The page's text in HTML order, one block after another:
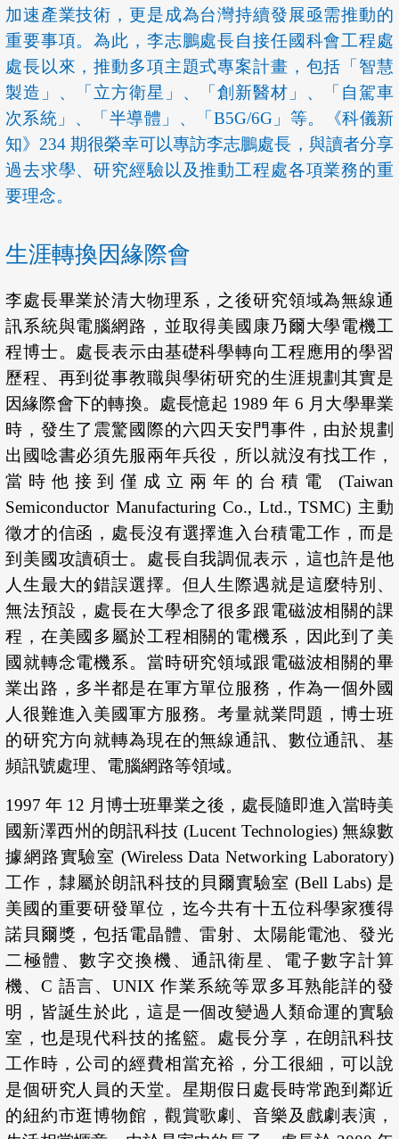
加速產業技術，更是成為台灣持續發展亟需推動的
重要事項。為此，李志鵬處長自接任國科會工程處
處長以來，推動多項主題式專案計畫，包括「智慧
製造」、「立方衛星」、「創新醫材」、「自駕車
次系統」、「半導體」、「B5G/6G」等。《科儀新
知》234 期很榮幸可以專訪李志鵬處長，與讀者分享
過去求學、研究經驗以及推動工程處各項業務的重
要理念。
生涯轉換因緣際會
李處長畢業於清大物理系，之後研究領域為無線通
訊系統與電腦網路，並取得美國康乃爾大學電機工
程博士。處長表示由基礎科學轉向工程應用的學習
歷程、再到從事教職與學術研究的生涯規劃其實是
因緣際會下的轉換。處長憶起 1989 年 6 月大學畢業
時，發生了震驚國際的六四天安門事件，由於規劃
出國唸書必須先服兩年兵役，所以就沒有找工作，
當時他接到僅成立兩年的台積電 (Taiwan
Semiconductor Manufacturing Co., Ltd., TSMC) 主動
徵才的信函，處長沒有選擇進入台積電工作，而是
到美國攻讀碩士。處長自我調侃表示，這也許是他
人生最大的錯誤選擇。但人生際遇就是這麼特別、
無法預設，處長在大學念了很多跟電磁波相關的課
程，在美國多屬於工程相關的電機系，因此到了美
國就轉念電機系。當時研究領域跟電磁波相關的畢
業出路，多半都是在軍方單位服務，作為一個外國
人很難進入美國軍方服務。考量就業問題，博士班
的研究方向就轉為現在的無線通訊、數位通訊、基
頻訊號處理、電腦網路等領域。
1997 年 12 月博士班畢業之後，處長隨即進入當時美
國新澤西州的朗訊科技 (Lucent Technologies) 無線數
據網路實驗室 (Wireless Data Networking Laboratory)
工作，隸屬於朗訊科技的貝爾實驗室 (Bell Labs) 是
美國的重要研發單位，迄今共有十五位科學家獲得
諾貝爾獎，包括電晶體、雷射、太陽能電池、發光
二極體、數字交換機、通訊衛星、電子數字計算
機、C 語言、UNIX 作業系統等眾多耳熟能詳的發
明，皆誕生於此，這是一個改變過人類命運的實驗
室，也是現代科技的搖籃。處長分享，在朗訊科技
工作時，公司的經費相當充裕，分工很細，可以說
是個研究人員的天堂。星期假日處長時常跑到鄰近
的紐約市逛博物館，觀賞歌劇、音樂及戲劇表演，